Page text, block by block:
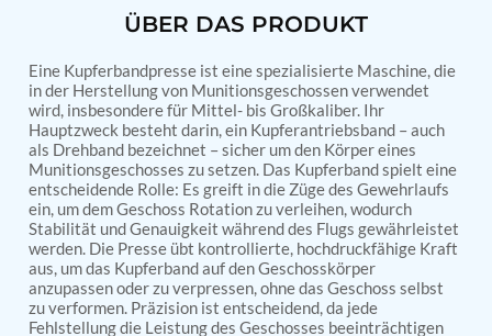
Hydrogen Gas Boosting Station
Aerospace Nozzle Flow Test Bench
Hydraulic Suspension Unit Test Bench
Manufacturer
Aerospace Pressure and Leak Test Rig
Air Droppable Container
Computerized Microprocessor Controlled Dv Test
Bench
Computerized Based Test Bench For Panel
Mounted Brake System For Lhb Coaches
Pressure Cycle Test System
PSA Oxygen Generation Plant-500 LPM
PSA Oxygen Generation Plant-200 LPM
Fuel Injection Pump Test Bench
ÜBER DAS PRODUKT
Eine Kupferbandpresse ist eine spezialisierte Maschine, die
in der Herstellung von Munitionsgeschossen verwendet
wird, insbesondere für Mittel- bis Großkaliber. Ihr
Hauptzweck besteht darin, ein Kupferantriebsband – auch
als Drehband bezeichnet – sicher um den Körper eines
Munitionsgeschosses zu setzen. Das Kupferband spielt eine
entscheidende Rolle: Es greift in die Züge des Gewehrlaufs
ein, um dem Geschoss Rotation zu verleihen, wodurch
Stabilität und Genauigkeit während des Flugs gewährleistet
werden. Die Presse übt kontrollierte, hochdruckfähige Kraft
aus, um das Kupferband auf den Geschosskörper
anzupassen oder zu verpressen, ohne das Geschoss selbst
zu verformen. Präzision ist entscheidend, da jede
Fehlstellung die Leistung des Geschosses beeinträchtigen